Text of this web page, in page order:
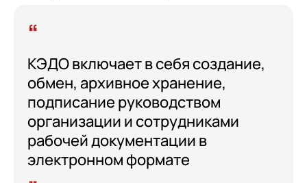
КЭДО включает в себя создание,
обмен, архивное хранение,
подписание руководством
организации и сотрудниками
рабочей документации в
электронном формате